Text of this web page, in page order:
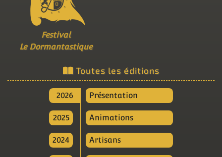
Festival
Le Dormantastique
Toutes les éditions
2026
2025
2024
Présentation
Animations
Artisans